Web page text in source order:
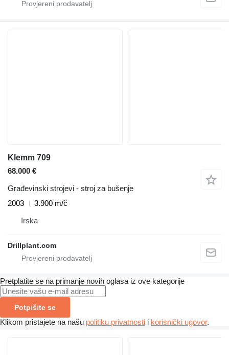
Klemm 709
68.000 €
Građevinski strojevi - stroj za bušenje
2003
3.900 m/č
Irska
Drillplant.com
Pretplatite se na primanje novih oglasa iz ove kategorije
Potpišite se
Klikom pristajete na našu politiku privatnosti i korisnički ugovor.